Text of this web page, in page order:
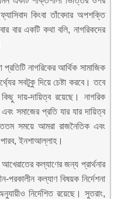
কিংবা তাঁবেদার অপশক্তি
বার একটি কথা বলি, নাগরিকদের
প্রতিটি নাগরিকের আর্থিক সামাজিক
সবটুকু দিয়ে চেষ্টা করবে। তবে
দায়-দায়িত্ব রয়েছে। নাগরিক
সমাজের প্রতি যার যার দায়িত্ব
সময়ে আমরা রাজনৈতিক এবং
পারব, ইনশাআল্লাহ।
কল্যাণের জন্য প্রার্থনার
কল্যাণ বিষয়ক নির্দেশনা
অনুযায়ীও নির্দেশিত রয়েছে। সুতরাং,